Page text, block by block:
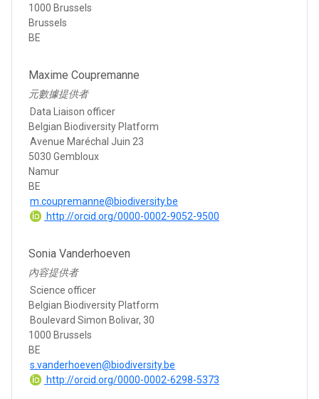
1000 Brussels
Brussels
BE
Maxime Coupremanne
元數據提供者
Data Liaison officer
Belgian Biodiversity Platform
Avenue Maréchal Juin 23
5030 Gembloux
Namur
BE
m.coupremanne@biodiversity.be
http://orcid.org/0000-0002-9052-9500
Sonia Vanderhoeven
內容提供者
Science officer
Belgian Biodiversity Platform
Boulevard Simon Bolivar, 30
1000 Brussels
BE
s.vanderhoeven@biodiversity.be
http://orcid.org/0000-0002-6298-5373